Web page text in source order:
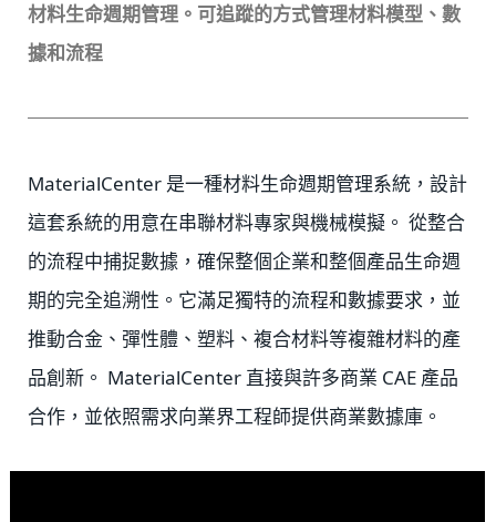
材料生命週期管理。可追蹤的方式管理材料模型、數
據和流程
MaterialCenter 是一種材料生命週期管理系統，設計
這套系統的用意在串聯材料專家與機械模擬。 從整合
的流程中捕捉數據，確保整個企業和整個產品生命週
期的完全追溯性。它滿足獨特的流程和數據要求，並
推動合金、彈性體、塑料、複合材料等複雜材料的產
品創新。 MaterialCenter 直接與許多商業 CAE 產品
合作，並依照需求向業界工程師提供商業數據庫。